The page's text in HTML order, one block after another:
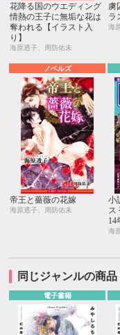
花降る国のウエディング
情熱の王子に無垢な花は
奪われる【イラスト入
り】
海原透子、周防佑未
虜
ラ
海
ノベルズ
帝王と薔薇の花嫁
海原透子、周防佑未
小
ス
14
同じジャンルの商品
電子書籍